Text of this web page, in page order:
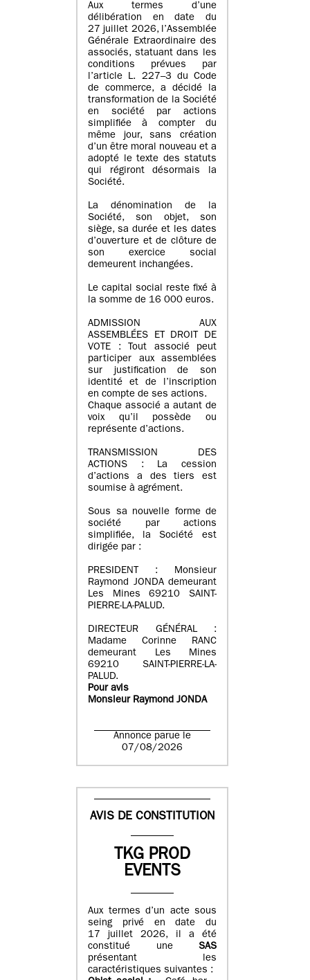
Aux termes d’une
délibération en date du
27 juillet 2026, l’Assemblée
Générale Extraordinaire des
associés, statuant dans les
conditions prévues par
l’article L. 227–3 du Code
de commerce, a décidé la
transformation de la Société
en société par actions
simplifiée à compter du
même jour, sans création
d’un être moral nouveau et a
adopté le texte des statuts
qui régiront désormais la
Société.
La dénomination de la
Société, son objet, son
siège, sa durée et les dates
d’ouverture et de clôture de
son exercice social
demeurent inchangées.
Le capital social reste fixé à
la somme de 16 000 euros.
ADMISSION AUX
ASSEMBLÉES ET DROIT DE
VOTE : Tout associé peut
participer aux assemblées
sur justification de son
identité et de l’inscription
en compte de ses actions.
Chaque associé a autant de
voix qu’il possède ou
représente d’actions.
TRANSMISSION DES
ACTIONS : La cession
d’actions a des tiers est
soumise à agrément.
Sous sa nouvelle forme de
société par actions
simplifiée, la Société est
dirigée par :
PRESIDENT : Monsieur
Raymond JONDA demeurant
Les Mines 69210 SAINT-
PIERRE-LA-PALUD.
DIRECTEUR GÉNÉRAL :
Madame Corinne RANC
demeurant Les Mines
69210 SAINT-PIERRE-LA-
PALUD.
Pour avis
Monsieur Raymond JONDA
Annonce parue le
07/08/2026
AVIS DE CONSTITUTION
TKG PROD
EVENTS
Aux termes d’un acte sous
seing privé en date du
17 juillet 2026, il a été
constitué une SAS
présentant les
caractéristiques suivantes :